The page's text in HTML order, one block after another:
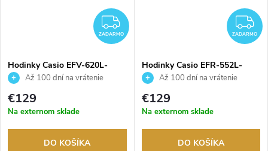
ZADARMO
ZADARMO
Hodinky Casio EFV-620L-
1AVUEFAž 100 dní na vrátenie
€129
Na externom sklade
DO KOŠÍKA
ZADARMO
Hodinky Casio EFR-552L-
5AVUEFAž 100 dní na vrátenie
€129
Na externom sklade
DO KOŠÍKA